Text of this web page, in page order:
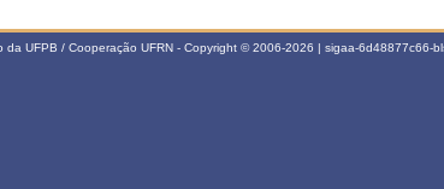
UFPB / Cooperação UFRN - Copyright © 2006-2026 | sigaa-6d48877c66-